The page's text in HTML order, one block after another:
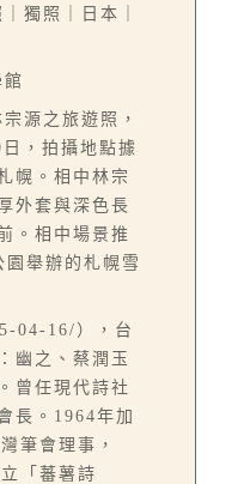
獨照｜日本｜
館
源之旅遊照，
，拍攝地點據
幌。相中林宗
外套與深色長
。相中場景推
舉辦的札幌雪
04-16/），台
幽之、蔡潤玉
曾任現代詩社
長。1964年加
筆會理事，
「蕃薯詩